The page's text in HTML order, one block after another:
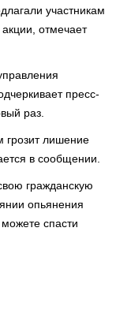
участникам
отмечает
пресс-
раз.
грозит лишение
в сообщении.
гражданскую
опьянения
спасти